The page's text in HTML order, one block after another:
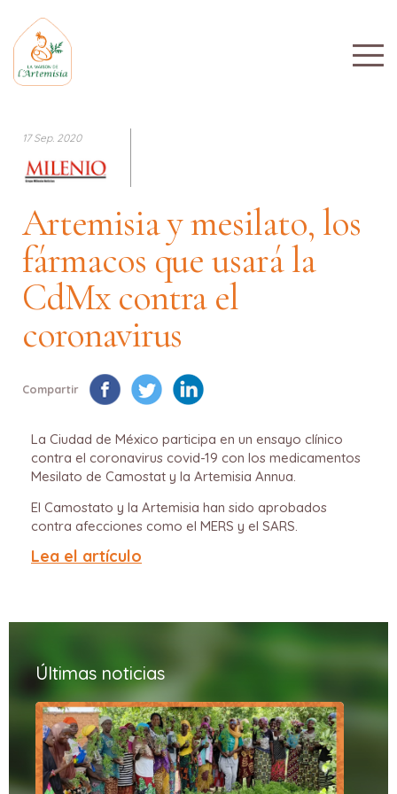
17 Sep. 2020
Artemisia y mesilato, los
fármacos que usará la
CdMx contra el
coronavirus
Compartir
La Ciudad de México participa en un ensayo clínico
contra el coronavirus covid-19 con los medicamentos
Mesilato de Camostat y la Artemisia Annua.
El Camostato y la Artemisia han sido aprobados
contra afecciones como el MERS y el SARS.
Lea el artículo
Últimas noticias